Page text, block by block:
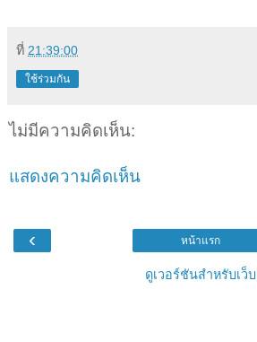
ที่ 21:39:00
ใช้ร่วมกัน
ไม่มีความคิดเห็น:
แสดงความคิดเห็น
‹ หน้าแรก
ดูเวอร์ชันสำหรับเว็บ